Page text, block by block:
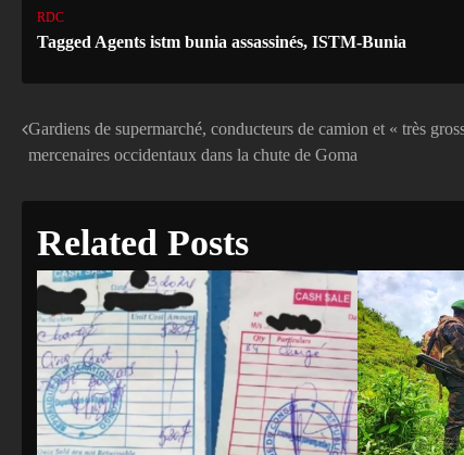
RDC
TaggedAgents istm bunia assassinés, ISTM-Bunia
Navigation
Gardiens de supermarché, conducteurs de camion et « très
mercenaires occidentaux dans la chute de Goma
Related Posts